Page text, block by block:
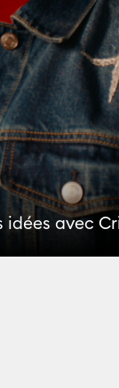
idées avec